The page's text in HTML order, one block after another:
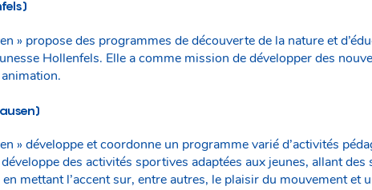
» propose des programmes de découverte de la nature et
Hollenfels. Elle a comme mission de développer des
» développe et coordonne un programme varié d’activités
des activités sportives adaptées aux jeunes, allant
mettant l’accent sur, entre autres, le plaisir du mouvement et